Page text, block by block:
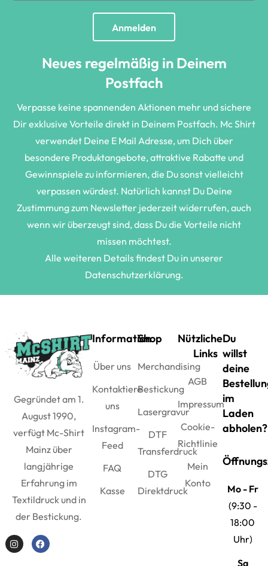
Anmelden
Neues regelmäßig in Deinem
Postfach
Verpasse keine spannenden Aktionen mehr und sichere
Dir exklusive Vorteile direkt in Deinem Postfach. Mc Shirt
verwendet Deine E Mail Adresse, um Dich über
besondere Produktangebote, attraktive Rabatte und
Gewinnspiele zu informieren, die Du sonst vielleicht
verpassen würdest. Natürlich kannst Du Deine
Zustimmung zum Newsletter jederzeit widerrufen, auch
wenn wir überzeugt sind, dass Du die Vorteile nicht
missen möchtest.
Alle weiteren Details findest Du in unserer
Datenschutzerklärung.
Gegründet am 1.
August 1990,
verfügt Mc-Shirt
Mainz über
langjährige
Erfahrung im
Textildruck und in
der Bestickung.
Information
Über uns
Kontaktiere
uns
Instagram-
Feed
FAQ
Kasse
Shop
Merchandising
Bestickung
Lasergravur
DTF
Transferdruck
DTG
Direktdruck
Nützliche
Links
AGB
Impressum
Cookie-
Richtlinie
Mein
Konto
Du
willst
deine
im
Laden
abholen?
Mo - Fr
(9:30 -
18:00
Uhr)
Sa